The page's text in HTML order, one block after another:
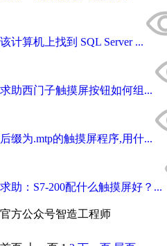
该计算机上找到 SQL Server ...
求助西门子触摸屏按钮如何组...
后缀为.mtp的触摸屏程序,用什...
求助：S7-200配什么触摸屏好？...
官方公众号智造工程师